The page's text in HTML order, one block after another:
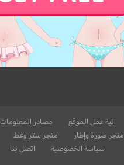
الية عمل الموقع مصادر المعلومات
متجر صورة وإطار متجر ستر وغطا
سياسة الخصوصية
اتصل بنا